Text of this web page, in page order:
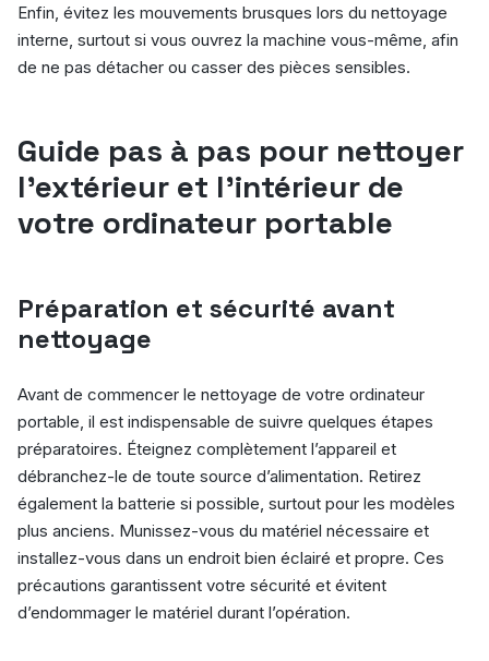
Enfin, évitez les mouvements brusques lors du nettoyage
interne, surtout si vous ouvrez la machine vous-même, afin
de ne pas détacher ou casser des pièces sensibles.
Guide pas à pas pour nettoyer
l’extérieur et l’intérieur de
votre ordinateur portable
Préparation et sécurité avant
nettoyage
Avant de commencer le nettoyage de votre ordinateur
portable, il est indispensable de suivre quelques étapes
préparatoires. Éteignez complètement l’appareil et
débranchez-le de toute source d’alimentation. Retirez
également la batterie si possible, surtout pour les modèles
plus anciens. Munissez-vous du matériel nécessaire et
installez-vous dans un endroit bien éclairé et propre. Ces
précautions garantissent votre sécurité et évitent
d’endommager le matériel durant l’opération.